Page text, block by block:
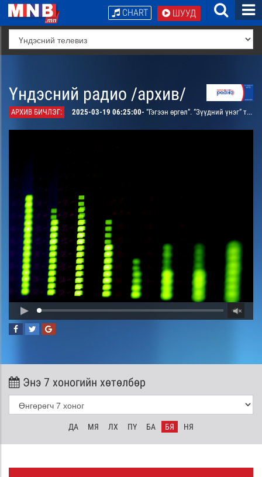
ШУУД
CHART
Үндэсний радио /архив/
АРХИВ БИЧЛЭГ: 2025-03-19 06:25:00- “Гэгээн өргөл”. “Зүүдний үнэг” тэмдэглэл
Энэ 7 хоногийн хөтөлбөр
ДА МЯ ЛХ ПҮ БА БЯ НЯ